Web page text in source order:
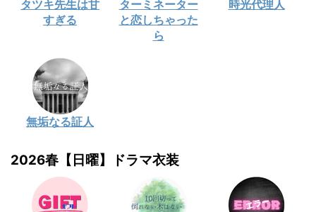
タツキ先生は甘
すぎる
ターミネーター
と恋しちゃった
ら
時光代理人
無垢なる証人
2026春【日曜】ドラマ衣装